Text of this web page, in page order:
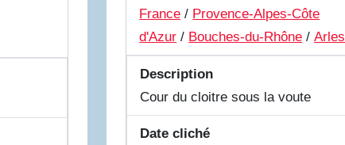
France / Provence-Alpes-Côte
d'Azur / Bouches-du-Rhône /Arles
Description
Cour du cloitre sous la voute
Date cliché